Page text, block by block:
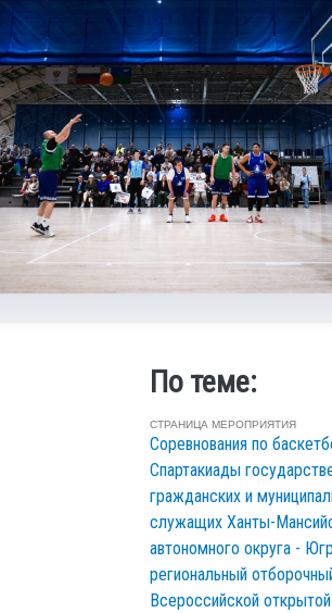
По теме:
СТРАНИЦА МЕРОПРИЯТИЯ
Соревнования по
Спартакиады
гражданских и
служащих Ханты-
автономного округа -
региональный
Всероссийской